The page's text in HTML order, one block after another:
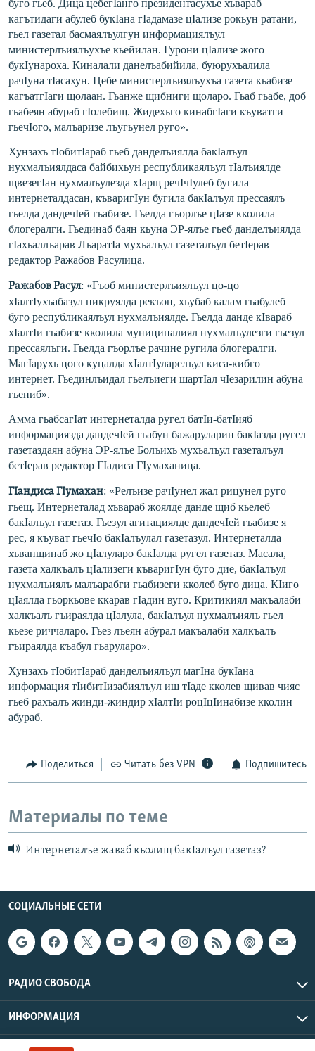
буго гьеб. Дица цебегIанго президентасухъе хъвараб
кагътидаги абулеб букIана гIадамазе цIализе рокьун ратани,
гьел газетал басмаялъулгун информациялъул
министерлъиялъухъе кьейилан. Гурони цIализе жого
букIунароха. Киналали данелъабийила, буюрухъалила
рачIуна тIасахун. Цебе министерлъиялъухъа газета кьабизе
кагъатгIаги щолаан. Гьанже щибниги щоларо. Гьаб гьабе, доб
гьабеян абураб гIолебищ. Жидехъго кинабгIаги къуватги
гьечIого, малъаризе лъугьунел руго».
Хунзахъ тIобитIараб гьеб данделъиялда бакIалъул
нухмалъиялдаса байбихьун республикаялъул тIалъиялде
щвезегIан нухмалъулезда хIарщ речIчIулеб бугила
интернеталдасан, къваригIун бугила бакIалъул прессаялъ
гьелда дандечIей гьабизе. Гьелда гъорлъе цIазе кколила
блогералги. Гьединаб баян кьуна ЭР-ялъе гьеб данделъиялда
гIахьаллъарав ЛъаратIа мухъалъул газеталъул бетIерав
редактор Ражабов Расулица.
Ражабов Расул: «Гъоб министерлъиялъул цо-цо
хIалтIухъабазул пикруялда рекъон, хъубаб калам гьабулеб
буго республикаялъул нухмалъиялде. Гьелда данде кIвараб
хIалтIи гьабизе кколила муниципалиял нухмалъулезги гьезул
прессаялъги. Гьелда гъорлъе рачине ругила блогералги.
МагIарухъ цого куцалда хIалтIуларелъул киса-кибго
интернет. Гьединлъидал гьелъиеги шартIал чIезарилин абуна
гьениб».
Амма гьабсагIат интернеталда ругел батIи-батIияб
информациязда дандечIей гьабун бажаруларин бакIазда ругел
газетаздаян абуна ЭР-ялъе Болъихъ мухъалъул газеталъул
бетIерав редактор ГIадиса ГIумаханица.
ГIандиса ГIумахан: «Релъизе рачIунел жал рицунел руго
гьещ. Интернеталад хъвараб жоялде данде щиб кьелеб
бакIалъул газетаз. Гьезул агитациялде дандечIей гьабизе я
рес, я къуват гьечIо бакIалъулал газетазул. Интернеталда
хъванщинаб жо цIалуларо бакIалда ругел газетаз. Масала,
газета халкъалъ цIализеги къваригIун буго дие, бакIалъул
нухмалъиялъ малъарабги гьабизеги кколеб буго дица. КIиго
цIаялда гьоркьове ккарав гIадин вуго. Критикиял макъалаби
халкъалъ гъираялда цIалула, бакIалъул нухмалъиялъ гьел
кьезе риччаларо. Гьез лъеян абурал макъалаби халкъалъ
гъираялда къабул гьаруларо».
Хунзахъ тIобитIараб данделъиялъул магIна букIана
информация тIибитIизабиялъул иш тIаде кколев щивав чияс
гьеб рахъалъ жинди-жиндир хIалтIи роцIцIинабизе кколин
абураб.
Поделиться Читать без VPN Подпишитесь
Материалы по теме
Интернеталъе жаваб кьолищ бакIалъул газетаз?
СОЦИАЛЬНЫЕ СЕТИ
РАДИО СВОБОДА
ИНФОРМАЦИЯ